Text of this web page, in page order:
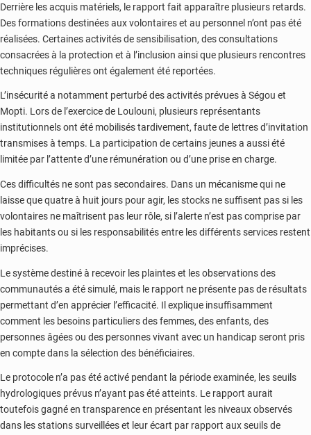
Derrière les acquis matériels, le rapport fait apparaître plusieurs retards.
Des formations destinées aux volontaires et au personnel n’ont pas été
réalisées. Certaines activités de sensibilisation, des consultations
consacrées à la protection et à l’inclusion ainsi que plusieurs rencontres
techniques régulières ont également été reportées.
L’insécurité a notamment perturbé des activités prévues à Ségou et
Mopti. Lors de l’exercice de Loulouni, plusieurs représentants
institutionnels ont été mobilisés tardivement, faute de lettres d’invitation
transmises à temps. La participation de certains jeunes a aussi été
limitée par l’attente d’une rémunération ou d’une prise en charge.
Ces difficultés ne sont pas secondaires. Dans un mécanisme qui ne
laisse que quatre à huit jours pour agir, les stocks ne suffisent pas si les
volontaires ne maîtrisent pas leur rôle, si l’alerte n’est pas comprise par
les habitants ou si les responsabilités entre les différents services restent
imprécises.
Le système destiné à recevoir les plaintes et les observations des
communautés a été simulé, mais le rapport ne présente pas de résultats
permettant d’en apprécier l’efficacité. Il explique insuffisamment
comment les besoins particuliers des femmes, des enfants, des
personnes âgées ou des personnes vivant avec un handicap seront pris
en compte dans la sélection des bénéficiaires.
Le protocole n’a pas été activé pendant la période examinée, les seuils
hydrologiques prévus n’ayant pas été atteints. Le rapport aurait
toutefois gagné en transparence en présentant les niveaux observés
dans les stations surveillées et leur écart par rapport aux seuils de